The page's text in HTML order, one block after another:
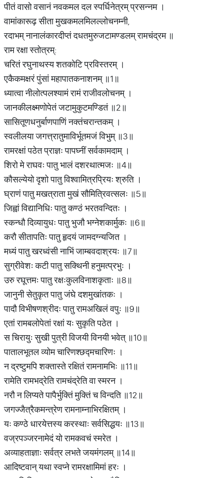
पीतं वासो वसानं नवकमल दल स्पर्धिनेत्रम् प्रसन्नम ।
वामांकारूढ़ सीता मुखकमलमिलल्लोचनम्नी,
रदाभम् नानालंकारदीप्तं दधतमुरुजटामण्डलम् रामचंद्रम ॥
राम रक्षा स्तोत्रम्:
चरितं रघुनाथस्य शतकोटि प्रविस्तरम् ।
एकैकमक्षरं पुंसां महापातकनाशनम् ॥1॥
ध्यात्वा नीलोत्पलश्यामं रामं राजीवलोचनम् ।
जानकीलक्ष्मणोपेतं जटामुकुटमण्डितं ॥2॥
सासितूणधनुर्बाणपाणिं नक्तंचरान्तकम् ।
स्वलीलया जगत्त्रातुमाविर्भूतमजं विभुम् ॥3॥
रामरक्षां पठेत प्राज्ञः पापघ्नीं सर्वकामदाम् ।
शिरो मे राघवः पातु भालं दशरथात्मजः ॥4॥
कौसल्येयो दृशो पातु विश्वामित्रप्रियः श्रुति ।
घ्राणं पातु मखत्राता मुखं सौमित्रिवत्सलः ॥5॥
जिह्वां विद्यानिधिः पातु कण्ठं भरतवन्दितः ।
स्कन्धौ दिव्यायुधः पातु भुजौ भग्नेशकार्मुकः ॥6॥
करौ सीतापतिः पातु हृदयं जामदग्न्यजित ।
मध्यं पातु खरध्वंसी नाभिं जाम्बवदाश्रयः ॥7॥
सुग्रीवेशः कटी पातु सक्थिनी हनुमत्प्रभुः ।
उरु रघूत्तमः पातु रक्षःकुलविनाशकृताः ॥8॥
जानुनी सेतुकृत पातु जंघे दशमुखांतकः ।
पादौ विभीषणश्रीदः पातु रामअखिलं वपुः ॥9॥
एतां रामबलोपेतां रक्षां यः सुकृति पठेत ।
स चिरायुः सुखी पुत्री विजयी विनयी भवेत् ॥10॥
पातालभूतल व्योम चारिणश्छद्मचारिणः ।
न द्रष्टुमपि शक्तास्ते रक्षितं रामनामभिः ॥11॥
रामेति रामभद्रेति रामचंद्रेति वा स्मरन ।
नरौ न लिप्यते पापैर्भुक्तिं मुक्तिं च विन्दति ॥12॥
जगज्जैत्रैकमन्त्रेण रामनाम्नाभिरक्षितम् ।
यः कण्ठे धारयेत्तस्य करस्थाः सर्वसिद्धयः ॥13॥
वज्रपञ्जरनामेदं यो रामकवचं स्मरेत ।
अव्याहताज्ञाः सर्वत्र लभते जयमंगलम् ॥14॥
आदिष्टवान् यथा स्वप्ने रामरक्षामिमां हरः ।